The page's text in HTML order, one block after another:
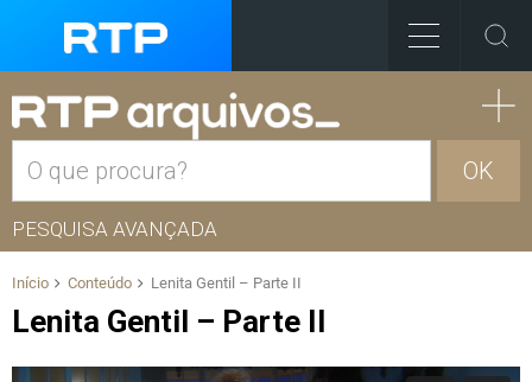
OK
PESQUISA AVANÇADA
Início Conteúdo Lenita Gentil – Parte II
Lenita Gentil – Parte II